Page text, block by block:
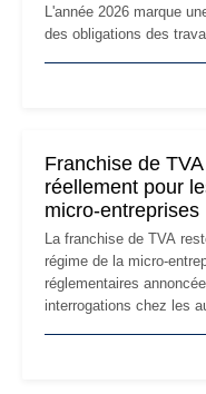
L'année 2026 marque
des obligations des
les auto-entrepreneurs
Franchise de
réellement pour
micro-entreprises
La franchise de TVA
régime de la micro-
réglementaires
interrogations chez les
facturation ou risque de